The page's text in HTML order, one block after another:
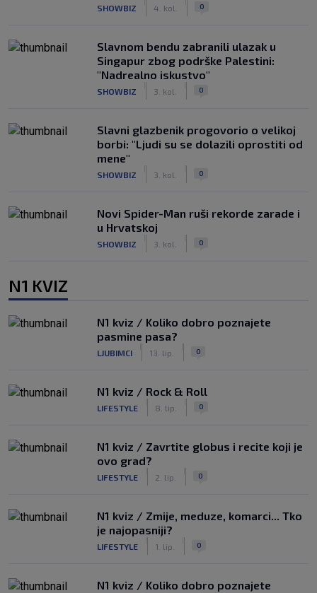
SHOWBIZ 4. kol. 0
Slavnom bendu zabranili ulazak u
Singapur zbog podrške Palestini:
"Nadrealno iskustvo"
SHOWBIZ 3. kol. 0
Slavni glazbenik progovorio o velikoj
borbi: "Ljudi su se dolazili oprostiti od
mene"
SHOWBIZ 3. kol. 0
Novi Spider-Man ruši rekorde zarade i
u Hrvatskoj
SHOWBIZ 3. kol. 0
N1 KVIZ
N1 kviz / Koliko dobro poznajete
pasmine pasa?
LJUBIMCI 13. lip. 0
N1 kviz / Rock & Roll
LIFESTYLE 8. lip. 0
N1 kviz / Zavrtite globus i recite koji je
ovo grad?
LIFESTYLE 2. lip. 0
N1 kviz / Zmije, meduze, komarci... Tko
je najopasniji?
LIFESTYLE 1. lip. 0
N1 kviz / Koliko dobro poznajete